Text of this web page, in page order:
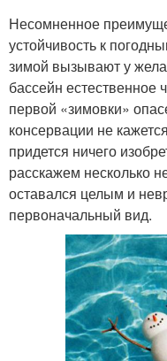
Несомненное
устойчивость к
зимой вызывают у
бассейн естественное
первой «зимовки»
консервации не
придется ничего
расскажем несколько
оставался целым и
первоначальный вид.